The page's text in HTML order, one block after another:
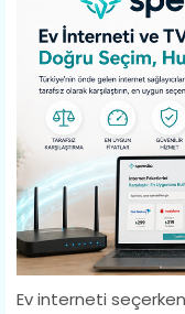
Ev interneti